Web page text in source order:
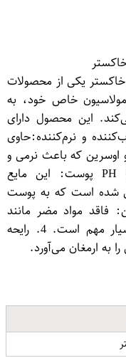
کرمی مگنولیا 350 گرمی خاکستر یکی از محصولات
خاص خود، به
این محصول دارای
مرطوب‌کننده و نرم‌کننده:حاوی
اوسرین که باعث نرمی و
لطافت پوست می‌شود. 2.سازگاری با PH پوست: این مایع
شده است که به پوست
3. بدون پارابن: فاقد مواد مضر مانند
پارابن است که برای سلامت پوست بسیار مهم است. 4. رایحه
به ارمغان می‌آورد.